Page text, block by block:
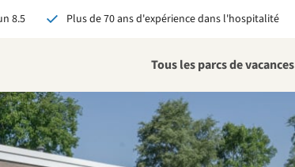
8.5 Plus de 70 ans d'expérience dans l'hospitalité
Tous les parcs de vacances
via RCN, vous